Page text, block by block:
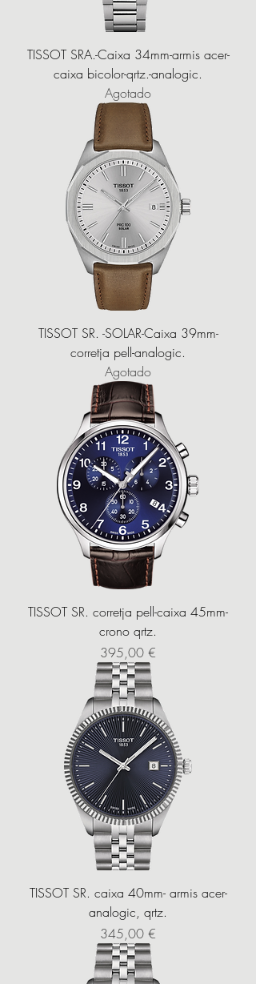
TISSOT SRA.-Caixa 34mm-armis acer-
caixa bicolor-qrtz.-analogic.
Agotado
TISSOT SR. -SOLAR-Caixa 39mm-
corretja pell-analogic.
Agotado
TISSOT SR. corretja pell-caixa 45mm-
crono qrtz.
Precio
395,00 €
TISSOT SR. caixa 40mm- armis acer-
analogic, qrtz.
Precio
345,00 €